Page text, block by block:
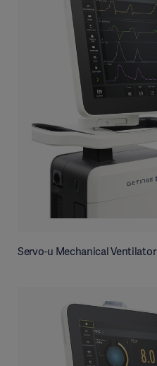
Servo-u Mechanical Ventilator